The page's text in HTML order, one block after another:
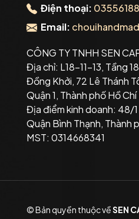
Điện thoại:
Email:
CÔNG TY TNHH SEN
Địa chỉ: L18-11-13, Tầng
Đồng Khởi, 72 Lê Thánh
Quận 1, Thành phố Hồ
Địa điểm kinh doanh: 48/1
Quận Bình Thạnh, Thành
MST: 0314668341
© Bản quyền thuộc vềSEN